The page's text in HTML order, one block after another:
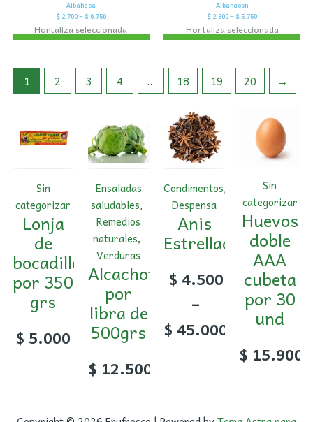
Albahaca
$2.700– $6.750
Hortaliza seleccionada
Albahacon
$ 2.300 – $ 5.750
Hortaliza seleccionada
1 2 3 4 … 18 19 20 →
Sin
categorizar
Lonja
de
bocadillo
por 350
grs
$ 5.000
Ensaladas
saludables,
Remedios
naturales,
Verduras
Alcachofa
por
libra de
500grs
$ 12.500
Condimentos,
Despensa
Anis
Estrellado
$ 4.500
–
$ 45.000
Sin
categorizar
Huevos
doble
AAA
cubeta
por 30
und
$ 15.900